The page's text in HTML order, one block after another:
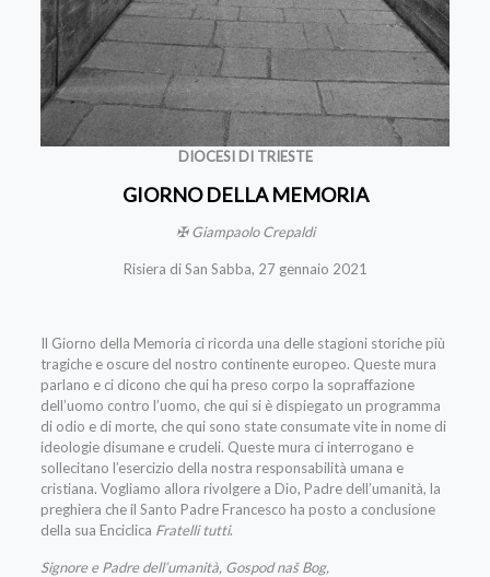
DIOCESI DI TRIESTE
GIORNO DELLA MEMORIA
✠ Giampaolo Crepaldi
Risiera di San Sabba, 27 gennaio 2021
Il Giorno della Memoria ci ricorda una delle stagioni storiche più
tragiche e oscure del nostro continente europeo. Queste mura
parlano e ci dicono che qui ha preso corpo la sopraffazione
dell’uomo contro l’uomo, che qui si è dispiegato un programma
di odio e di morte, che qui sono state consumate vite in nome di
ideologie disumane e crudeli. Queste mura ci interrogano e
sollecitano l’esercizio della nostra responsabilità umana e
cristiana. Vogliamo allora rivolgere a Dio, Padre dell’umanità, la
preghiera che il Santo Padre Francesco ha posto a conclusione
della sua Enciclica Fratelli tutti.
Signore e Padre dell’umanità, Gospod naš Bog,